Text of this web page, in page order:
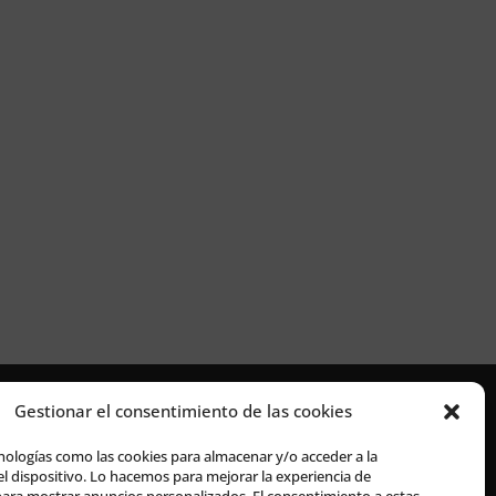
Gestionar el consentimiento de las cookies
como las cookies para almacenar y/o acceder a la
dispositivo. Lo hacemos para mejorar la experiencia de